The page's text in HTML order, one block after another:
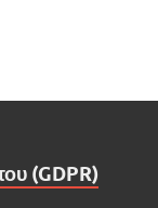
(GDPR)